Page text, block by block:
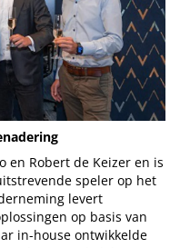
en Robert de Keizer en is
speler op het
levert
op basis van
in-house ontwikkelde